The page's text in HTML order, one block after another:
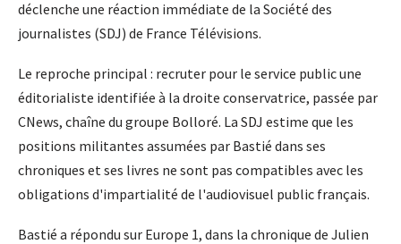
déclenche une réaction immédiate de la Société des
journalistes (SDJ) de France Télévisions.
Le reproche principal : recruter pour le service public une
éditorialiste identifiée à la droite conservatrice, passée par
CNews, chaîne du groupe Bolloré. La SDJ estime que les
positions militantes assumées par Bastié dans ses
chroniques et ses livres ne sont pas compatibles avec les
obligations d'impartialité de l'audiovisuel public français.
Bastié a répondu sur Europe 1, dans la chronique de Julien